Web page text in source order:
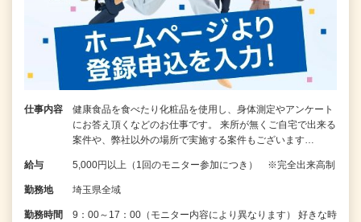
仕事内容
健康食品を食べたり化粧品を使用し、身体測定やアンケート
にお答え頂くなどのお仕事です。 来所が無くご自宅で出来る
案件や、弊社以外の場所で実施する案件もございます…
給与 5,000円以上（1回のモニター参加につき） ※完全出来高制
勤務地 埼玉県全域
勤務時間
9：00～17：00（モニター内容により異なります） 好きな時